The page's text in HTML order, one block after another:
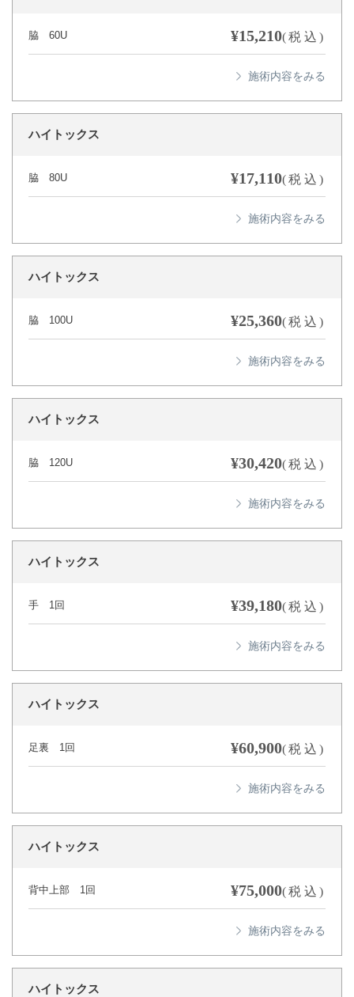
脇 60U ¥15,210(税込)
ハイトックス
脇 80U ¥17,110(税込)
ハイトックス
脇 100U ¥25,360(税込)
ハイトックス
脇 120U ¥30,420(税込)
ハイトックス
手 1回 ¥39,180(税込)
ハイトックス
足裏 1回 ¥60,900(税込)
ハイトックス
背中上部 1回 ¥75,000(税込)
ハイトックス